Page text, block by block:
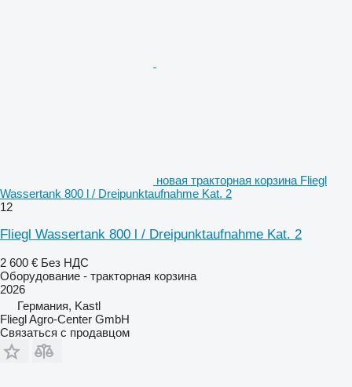
новая тракторная корзина Fliegl
Wassertank 800 l / Dreipunktaufnahme Kat. 2
12
Fliegl Wassertank 800 l / Dreipunktaufnahme Kat. 2
2 600 € Без НДС
Оборудование - тракторная корзина
2026
Германия, Kastl
Fliegl Agro-Center GmbH
Связаться с продавцом